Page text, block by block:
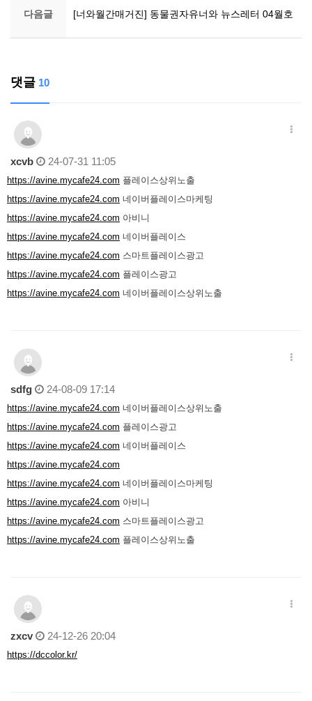
다음글 [너와월간매거진] 동물권자유너와 뉴스레터 04월호
댓글 10
xcvb 24-07-31 11:05
https://avine.mycafe24.com 플레이스상위노출
https://avine.mycafe24.com 네이버플레이스마케팅
https://avine.mycafe24.com 아비니
https://avine.mycafe24.com 네이버플레이스
https://avine.mycafe24.com 스마트플레이스광고
https://avine.mycafe24.com 플레이스광고
https://avine.mycafe24.com 네이버플레이스상위노출
sdfg 24-08-09 17:14
https://avine.mycafe24.com 네이버플레이스상위노출
https://avine.mycafe24.com 플레이스광고
https://avine.mycafe24.com 네이버플레이스
https://avine.mycafe24.com
https://avine.mycafe24.com 네이버플레이스마케팅
https://avine.mycafe24.com 아비니
https://avine.mycafe24.com 스마트플레이스광고
https://avine.mycafe24.com 플레이스상위노출
zxcv 24-12-26 20:04
https://dccolor.kr/